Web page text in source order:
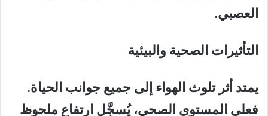
العصبي.
التأثيرات الصحية والبيئية
يمتد أثر تلوث الهواء إلى جميع جوانب الحياة.
فعلى المستوى الصحي، يُسجَّل ارتفاع ملحوظ